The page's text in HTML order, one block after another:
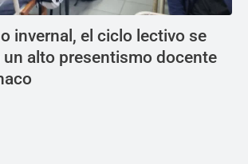
invernal, el ciclo lectivo se
un alto presentismo docente